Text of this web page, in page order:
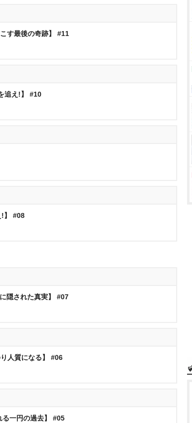
す最後の奇跡】 #11
追え!】 #10
!】 #08
隠された真実】 #07
人質になる】 #06
る一円の過去】 #05